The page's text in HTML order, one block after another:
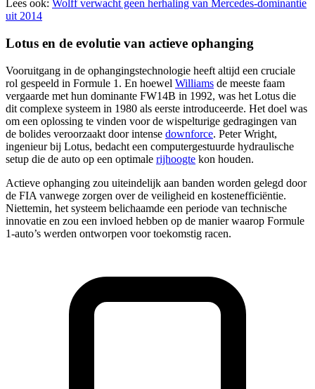
Lees ook: Wolff verwacht geen herhaling van Mercedes-dominantie
uit 2014
Lotus en de evolutie van actieve ophanging
Vooruitgang in de ophangingstechnologie heeft altijd een cruciale
rol gespeeld in Formule 1. En hoewel Williams de meeste faam
vergaarde met hun dominante FW14B in 1992, was het Lotus die
dit complexe systeem in 1980 als eerste introduceerde. Het doel was
om een oplossing te vinden voor de wispelturige gedragingen van
de bolides veroorzaakt door intense downforce. Peter Wright,
ingenieur bij Lotus, bedacht een computergestuurde hydraulische
setup die de auto op een optimale rijhoogte kon houden.
Actieve ophanging zou uiteindelijk aan banden worden gelegd door
de FIA vanwege zorgen over de veiligheid en kostenefficiëntie.
Niettemin, het systeem belichaamde een periode van technische
innovatie en zou een invloed hebben op de manier waarop Formule
1-auto’s werden ontworpen voor toekomstig racen.